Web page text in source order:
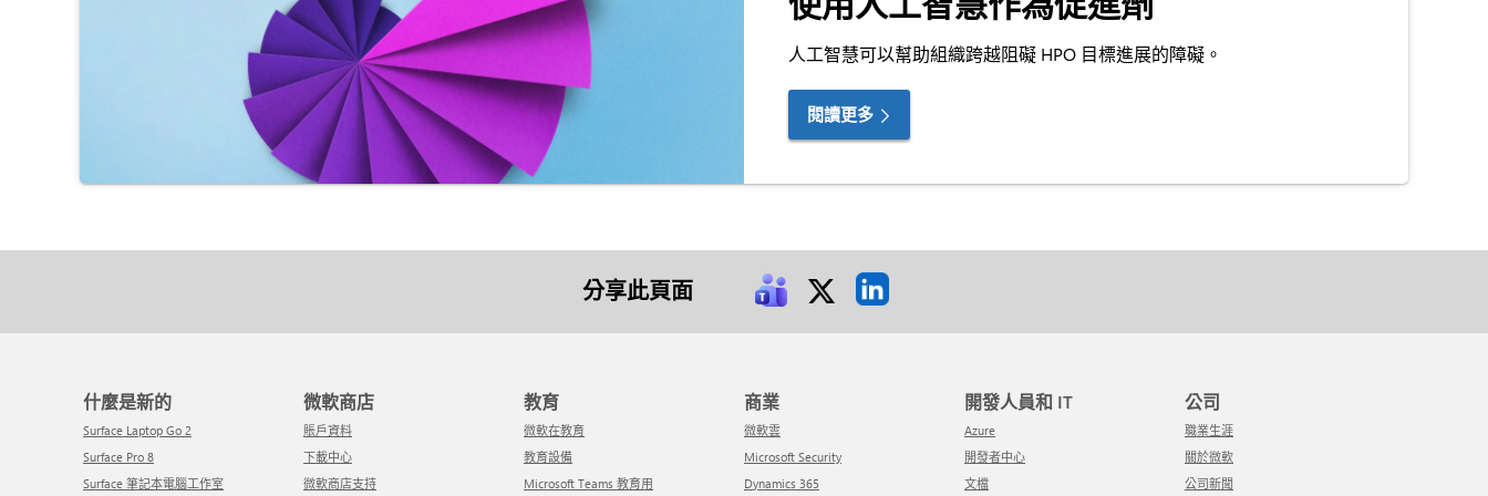
人工智慧可以幫助組織跨越阻礙 HPO 目標進展的障礙。
閱讀更多
分享此頁面
什麼是新的
Surface Laptop Go 2
Surface Pro 8
Surface 筆記本電腦工作室
微軟商店
賬戶資料
下載中心
微軟商店支持
教育
微軟在教育
教育設備
Microsoft Teams 教育用
商業
微軟雲
Microsoft Security
Dynamics 365
開發人員和 IT
Azure
開發者中心
文檔
公司
職業生涯
關於微軟
公司新聞